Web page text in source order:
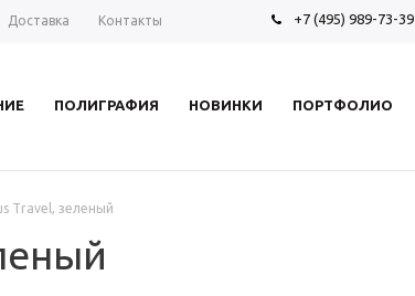
Доставка Контакты +7 (495) 989-73-39
ПОЛИГРАФИЯ НОВИНКИ ПОРТФОЛИО
Travel, зеленый